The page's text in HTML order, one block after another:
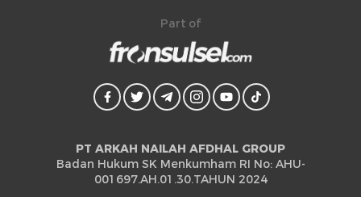
Part of
PT ARKAH NAILAH AFDHAL GROUP
Badan Hukum SK Menkumham RI No: AHU-
001697.AH.01.30.TAHUN 2024